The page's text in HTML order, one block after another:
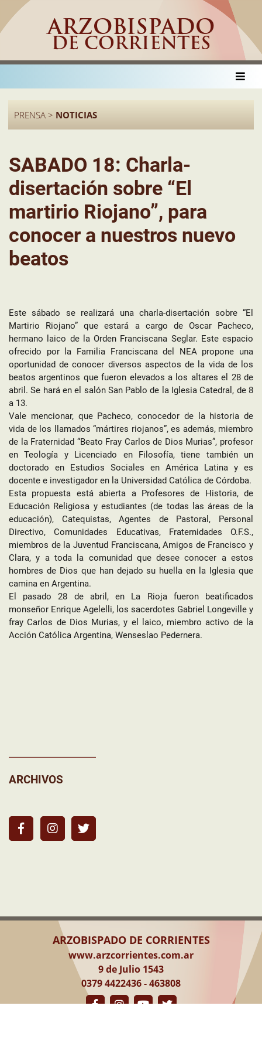
ARZOBISPADO
DE CORRIENTES
PRENSA > NOTICIAS
SABADO 18: Charla-
disertación sobre “El
martirio Riojano”, para
conocer a nuestros nuevo
beatos
Este sábado se realizará una charla-disertación sobre “El
Martirio Riojano” que estará a cargo de Oscar Pacheco,
hermano laico de la Orden Franciscana Seglar. Este espacio
ofrecido por la Familia Franciscana del NEA propone una
oportunidad de conocer diversos aspectos de la vida de los
beatos argentinos que fueron elevados a los altares el 28 de
abril. Se hará en el salón San Pablo de la Iglesia Catedral, de 8
a 13.
Vale mencionar, que Pacheco, conocedor de la historia de
vida de los llamados “mártires riojanos”, es además, miembro
de la Fraternidad “Beato Fray Carlos de Dios Murias”, profesor
en Teología y Licenciado en Filosofía, tiene también un
doctorado en Estudios Sociales en América Latina y es
docente e investigador en la Universidad Católica de Córdoba.
Esta propuesta está abierta a Profesores de Historia, de
Educación Religiosa y estudiantes (de todas las áreas de la
educación), Catequistas, Agentes de Pastoral, Personal
Directivo, Comunidades Educativas, Fraternidades O.F.S.,
miembros de la Juventud Franciscana, Amigos de Francisco y
Clara, y a toda la comunidad que desee conocer a estos
hombres de Dios que han dejado su huella en la Iglesia que
camina en Argentina.
El pasado 28 de abril, en La Rioja fueron beatificados
monseñor Enrique Agelelli, los sacerdotes Gabriel Longeville y
fray Carlos de Dios Murias, y el laico, miembro activo de la
Acción Católica Argentina, Wenseslao Pedernera.
ARCHIVOS
ARZOBISPADO DE CORRIENTES
www.arzcorrientes.com.ar
9 de Julio 1543
0379 4422436 - 463808